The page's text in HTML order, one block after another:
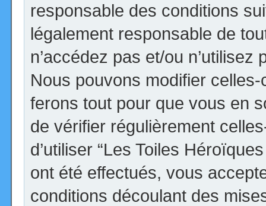
responsable des conditions
légalement responsable de
n’accédez pas et/ou n’utilisez
Nous pouvons modifier
ferons tout pour que vous en
de vérifier régulièrement
d’utiliser “Les Toiles
ont été effectués, vous
conditions découlant des